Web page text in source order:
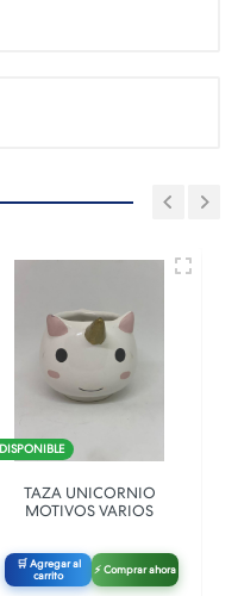
DISPONIBLE
TAZA UNICORNIO
MOTIVOS VARIOS
🛒 Agregar al
carrito
⚡ Comprar ahora